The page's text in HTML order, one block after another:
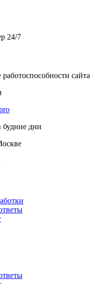
24/7
сайта
будние дни